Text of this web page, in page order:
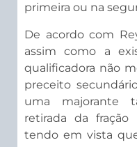
primeira ou na
De acordo com
assim como a
qualificadora não
preceito
uma majorante
retirada da
tendo em vista